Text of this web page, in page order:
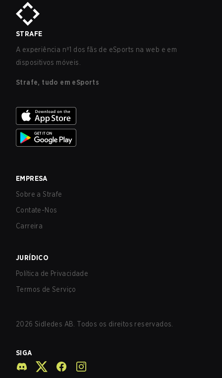
STRAFE
A experiência nº1 dos fãs de eSports na web e em
dispositivos móveis.
Strafe, tudo em eSports
EMPRESA
Sobre a Strafe
Contate-Nos
Carreira
JURÍDICO
Política de Privacidade
Termos de Serviço
2026 Sidledes AB. Todos os direitos reservados.
SIGA